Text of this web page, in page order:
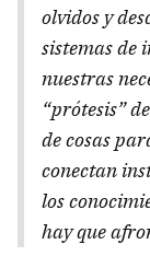
olvidos y
sistemas
nuestras
“prótesis”
de cosas
conectan
los
hay que